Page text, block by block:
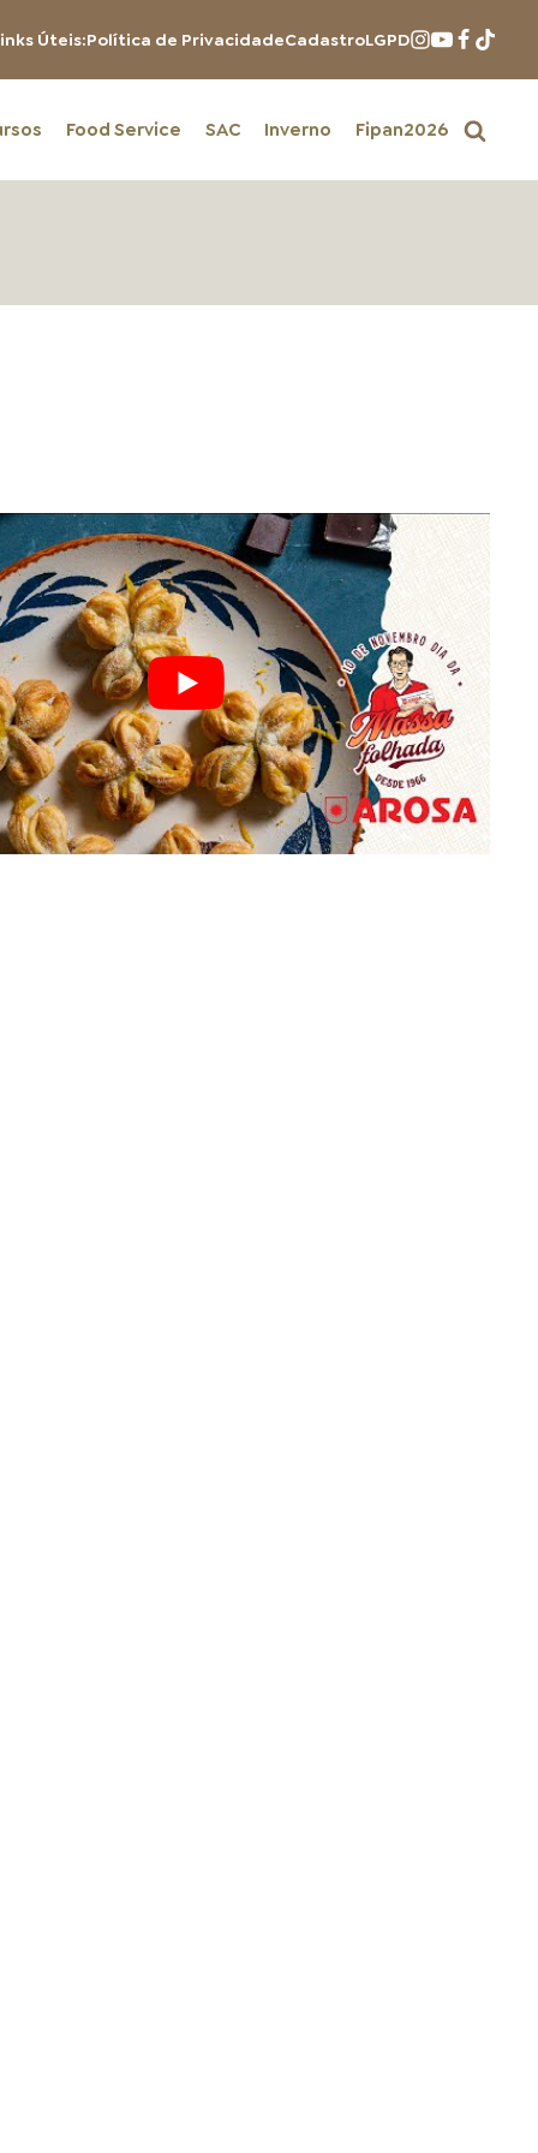
Úteis:Política de PrivacidadeCadastroLGPD
Food Service SAC Inverno Fipan2026
DISTRIBUIDORES E REPRESENTANTES
AGENDA DE CURSOS